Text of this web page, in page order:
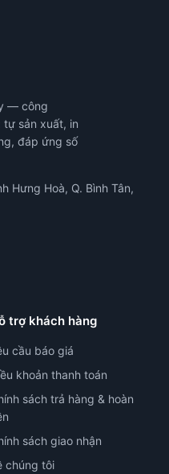
— công
sản xuất, in
đáp ứng số
Hưng Hoà, Q. Bình Tân,
trợ khách hàng
cầu báo giá
khoản thanh toán
sách trả hàng & hoàn
sách giao nhận
chúng tôi